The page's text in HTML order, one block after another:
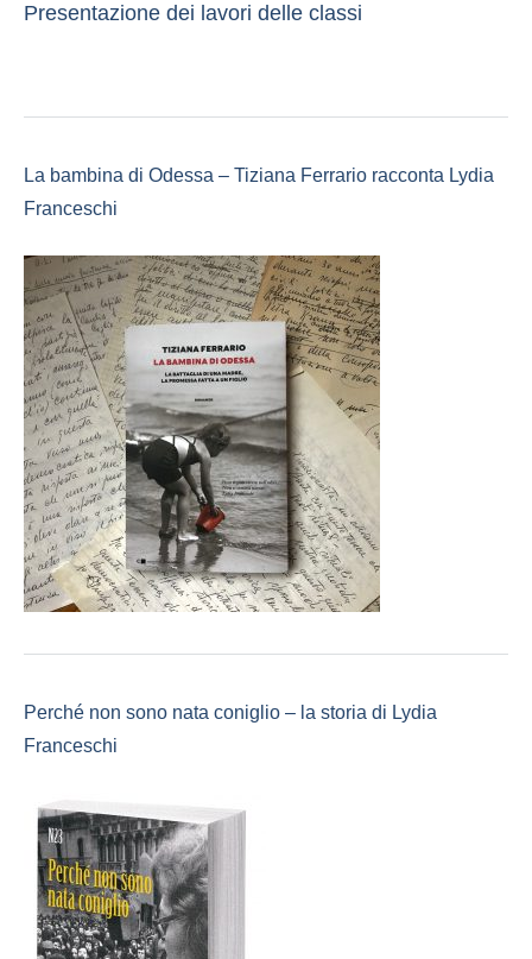
Presentazione dei lavori delle classi
La bambina di Odessa – Tiziana Ferrario racconta Lydia
Franceschi
Perché non sono nata coniglio – la storia di Lydia
Franceschi